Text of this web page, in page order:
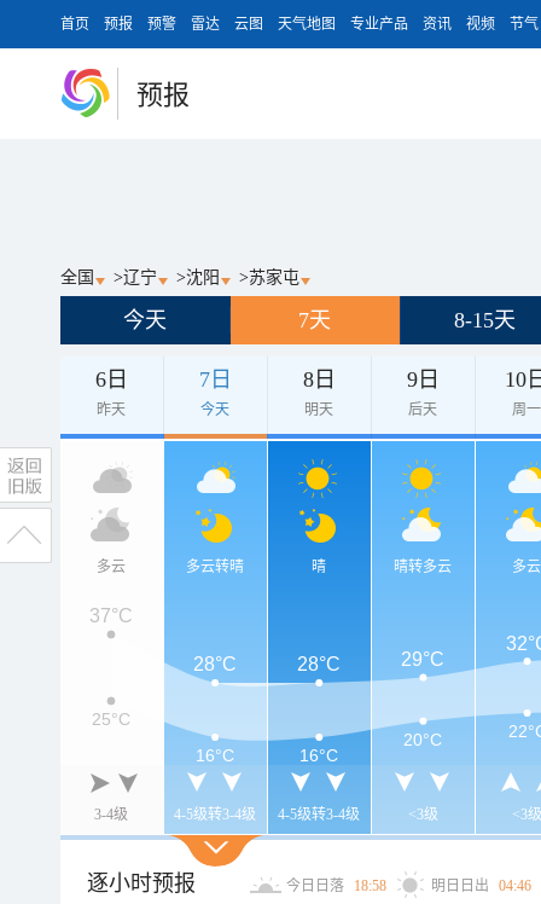
首页 预报 预警 雷达 云图 天气地图 专业产品 资讯 视频 节气
预报
全国 >辽宁 >沈阳 >苏家屯
今天 7天 8-15天
6日
昨天
7日
今天
8日
明天
9日
后天
10
周一
多云
3-4级
多云转晴
4-5级转3-4级
晴
4-5级转3-4级
晴转多云
<3级
多云
<3级
37°C
28°C 28°C 29°C
25°C
16°C
16°C
20°C
逐小时预报 今日日落 18:58 明日日出 04:46